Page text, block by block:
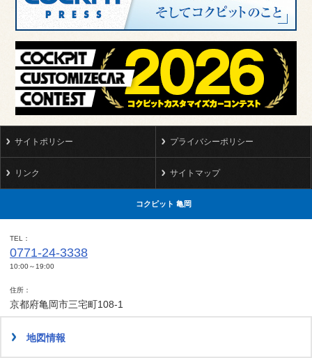
サイトポリシー プライバシーポリシー
リンク サイトマップ
コクピット 亀岡
TEL
0771-24-3338
10:00～19:00
住所
京都府亀岡市三宅町108-1
地図情報